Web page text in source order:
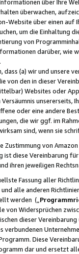
über Ihre
überwachen,
Website über einen
um die Einhaltung
von
darüber, wie
.
dass (a) wir und
von den in dieser
Websites oder
unsererseits,
oder eine andere
die wir ggf. im
sind, wenn sie
von
ist diese Vereinbarung
ihren jeweiligen
Fassung aller
alle anderen
werden („
von Widersprüchen
dieser
verbundenen
Diese
dar und ersetzt